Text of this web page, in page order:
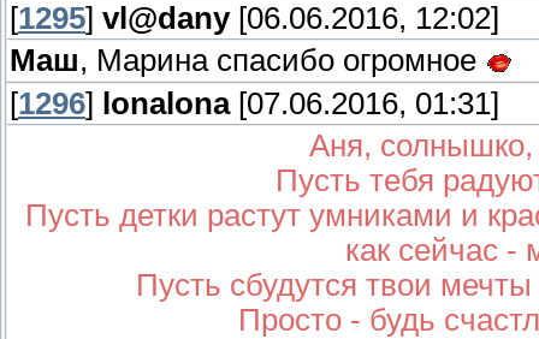
[1295] vl@dany[06.06.2016, 12:02]
Маш, Марина спасибо огромное
[1296] lonalona[07.06.2016, 01:31]
Аня,
Пусть тебя
Пусть детки растут умниками и
как сейчас -
Пусть сбудутся твои
Просто - будь